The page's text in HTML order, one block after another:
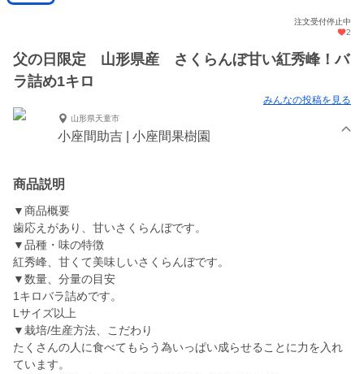
注文受付停止中
2
父の日限定 山形県産 さくらんぼ甘い紅秀峰！バ
ラ詰め1キロ
みんなの投稿を見る
山形県天童市
小座間助吉 | 小座間果樹園
商品説明
▼商品概要
歯応えがあり、甘いさくらんぼです。
▼品種・味の特徴
紅秀峰、甘くて美味しいさくらんぼです。
▼数量、分量の目安
1キロバラ詰めです。
Lサイズ以上
▼栽培/生産方法、こだわり
たくさんの人に食べてもらう為いっぱい成らせることに力を入れ
ています。